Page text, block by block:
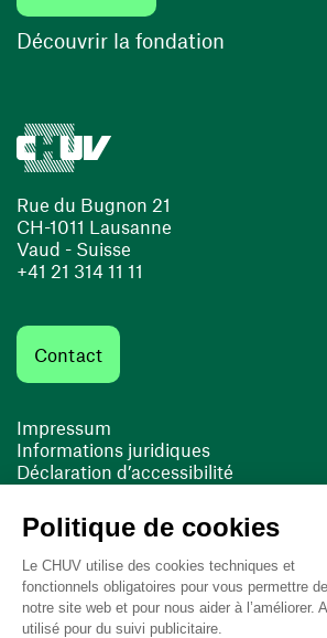
Rue du Bugnon 21
CH-1011 Lausanne
Vaud - Suisse
+41 21 314 11 11
Contact
Impressum
Informations juridiques
Déclaration d’accessibilité
Cookies
(ouvre une nouvelle fenêtre)
Découvrir la fondation